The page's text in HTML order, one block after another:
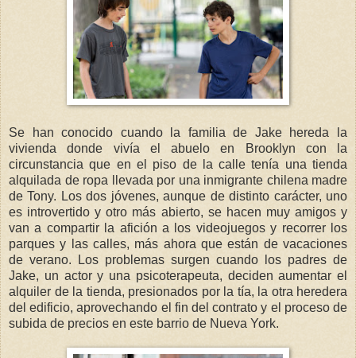
Se han conocido cuando la familia de Jake hereda la
vivienda donde vivía el abuelo en Brooklyn con la
circunstancia que en el piso de la calle tenía una tienda
alquilada de ropa llevada por una inmigrante chilena madre
de Tony. Los dos jóvenes, aunque de distinto carácter, uno
es introvertido y otro más abierto, se hacen muy amigos y
van a compartir la afición a los videojuegos y recorrer los
parques y las calles, más ahora que están de vacaciones
de verano. Los problemas surgen cuando los padres de
Jake, un actor y una psicoterapeuta, deciden aumentar el
alquiler de la tienda, presionados por la tía, la otra heredera
del edificio, aprovechando el fin del contrato y el proceso de
subida de precios en este barrio de Nueva York.